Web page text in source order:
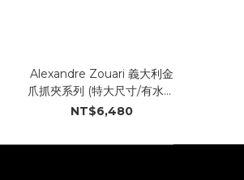
Alexandre Zouari 義大利金
爪抓夾系列 (特大尺寸/有水晶
#20021_GG)
NT$6,480